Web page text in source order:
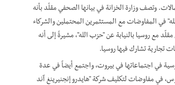
2023 يعطي فكرة عن بعض الاحتمالات. وتصف وزارة الخزانة في بيانها الصحفي مقلّد بأنه
في المفاوضات مع المستثمرين المحتملين والشركاء
مع روسيا بالنيابة عن "حزب الله"، مشيرةً إلى أنه
تشارك فيها روسيا.
روسية في اجتماعاتها في بيروت، واجتمع أيضاً في عدة
في مفاوضات لتكليف شركة "هايدرو إنجنيرينغ آند